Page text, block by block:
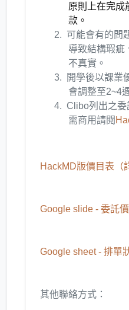
原則上在完成
款。
可能會有的問
導致結構瑕疵
不真實。
開學後以課業
會調整至2~4
Clibo列出之委
需商用請閱
HackMD版價目表（
Google slide - 委託價
Google sheet - 排單
其他聯絡方式：